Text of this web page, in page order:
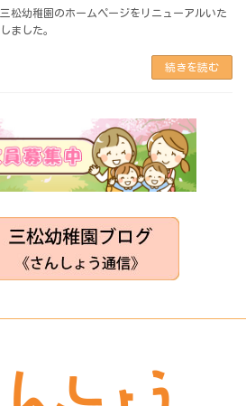
三松幼稚園のホームページをリニューアルいた
しました。
続きを読む